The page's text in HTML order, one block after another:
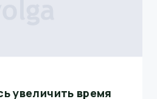
увеличить время